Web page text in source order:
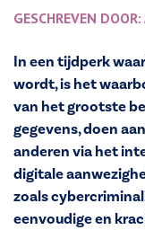
GESCHREVEN
In een tijdperk
wordt, is het
van het grootste
gegevens, doen
anderen via het
digitale
zoals
eenvoudige en